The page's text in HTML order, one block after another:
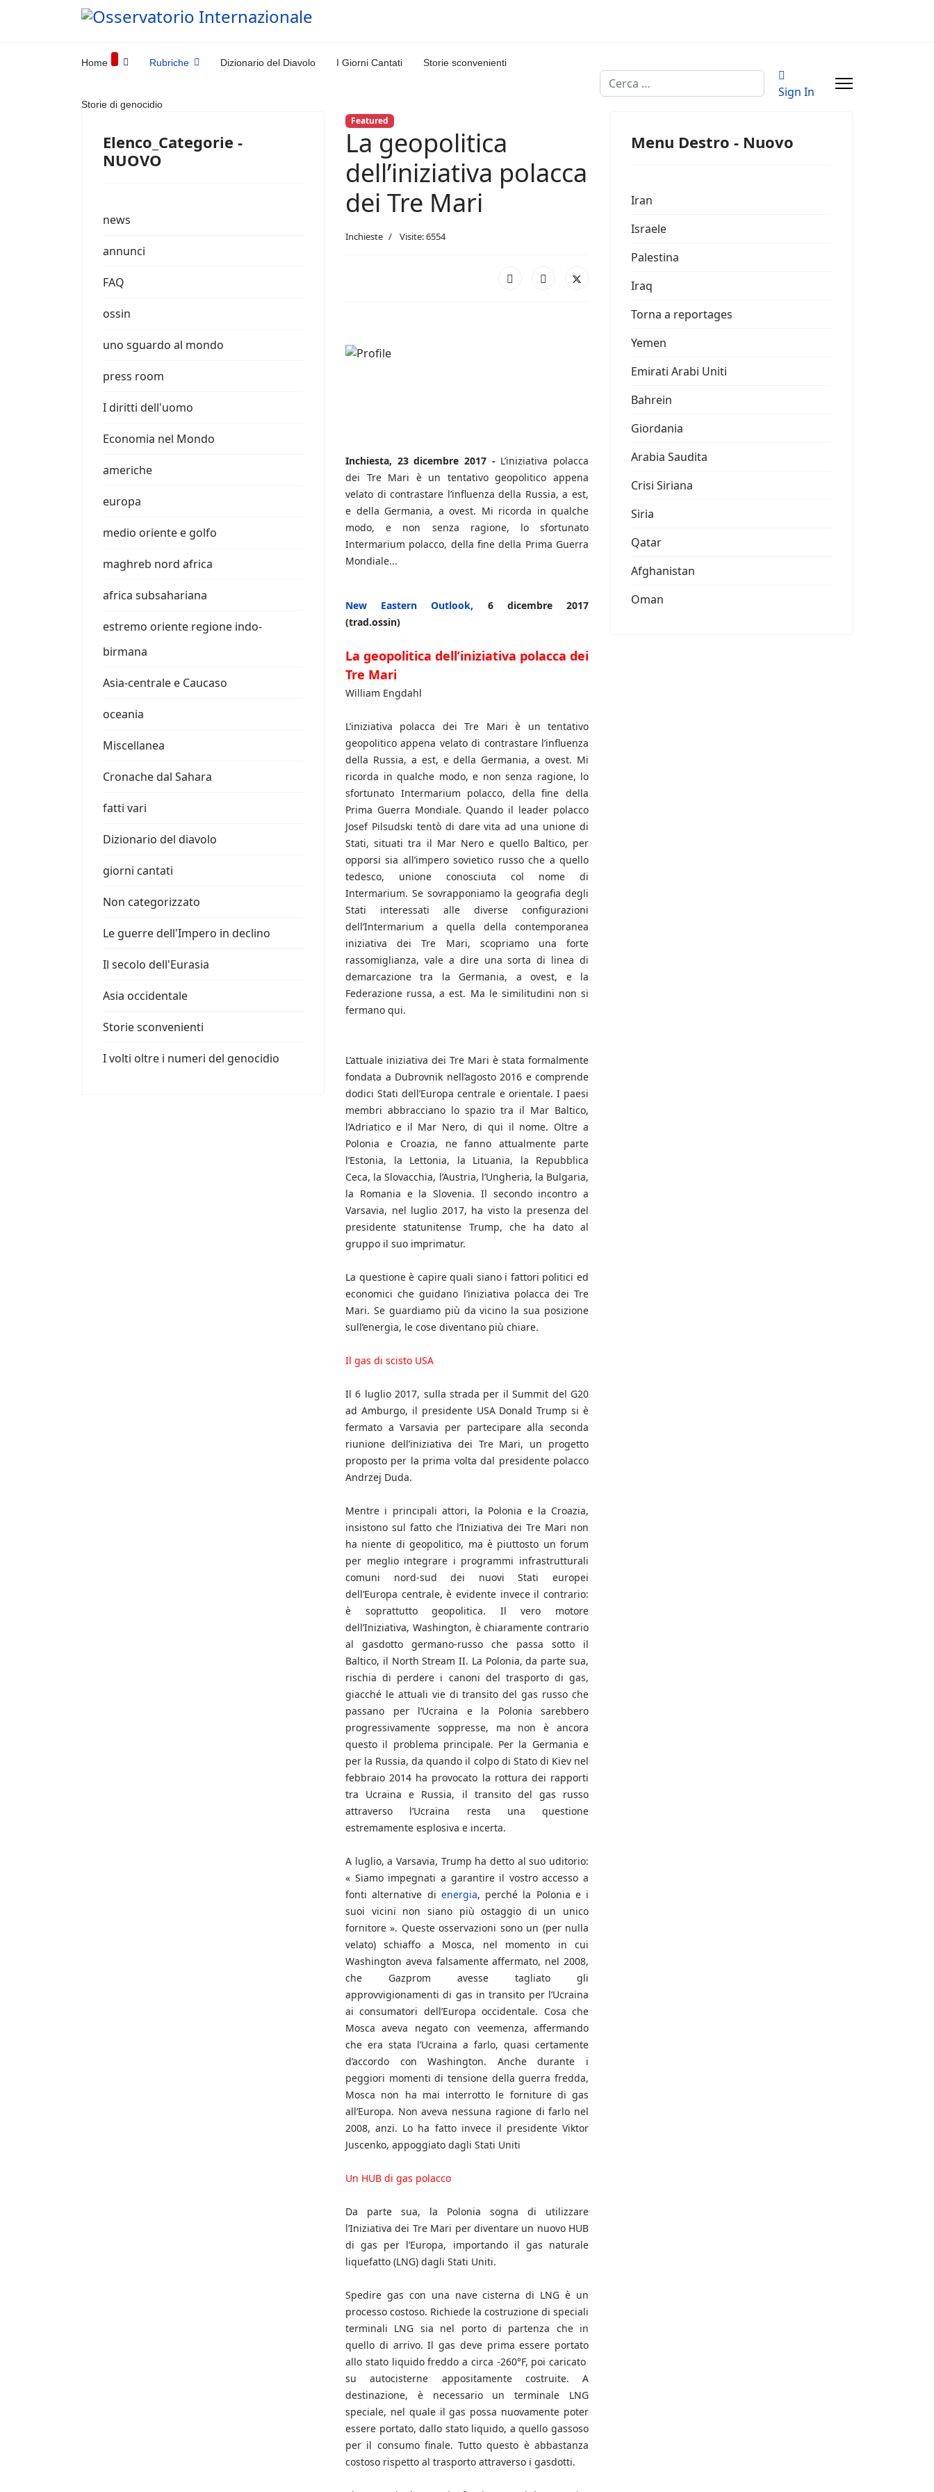
Home Rubriche Dizionario del Diavolo I Giorni Cantati Storie sconvenienti
Storie di genocidio
Cerca
Sign In
Elenco_Categorie -
NUOVO
news
annunci
FAQ
ossin
uno sguardo al mondo
press room
I diritti dell'uomo
Economia nel Mondo
americhe
europa
medio oriente e golfo
maghreb nord africa
africa subsahariana
estremo oriente regione indo-
birmana
Asia-centrale e Caucaso
oceania
Miscellanea
Cronache dal Sahara
fatti vari
Dizionario del diavolo
giorni cantati
Non categorizzato
Le guerre dell'Impero in declino
Il secolo dell'Eurasia
Asia occidentale
Storie sconvenienti
I volti oltre i numeri del genocidio
Featured
La geopolitica
dell’iniziativa polacca
dei Tre Mari
Inchieste Visite: 6554
Inchiesta, 23 dicembre 2017 - L’iniziativa polacca
dei Tre Mari è un tentativo geopolitico appena
velato di contrastare l’influenza della Russia, a est,
e della Germania, a ovest. Mi ricorda in qualche
modo, e non senza ragione, lo sfortunato
Intermarium polacco, della fine della Prima Guerra
Mondiale...
New Eastern Outlook, 6 dicembre 2017
(trad.ossin)
La geopolitica dell’iniziativa polacca dei
Tre Mari
William Engdahl
L’iniziativa polacca dei Tre Mari è un tentativo
geopolitico appena velato di contrastare l’influenza
della Russia, a est, e della Germania, a ovest. Mi
ricorda in qualche modo, e non senza ragione, lo
sfortunato Intermarium polacco, della fine della
Prima Guerra Mondiale. Quando il leader polacco
Josef Pilsudski tentò di dare vita ad una unione di
Stati, situati tra il Mar Nero e quello Baltico, per
opporsi sia all’impero sovietico russo che a quello
tedesco, unione conosciuta col nome di
Intermarium. Se sovrapponiamo la geografia degli
Stati interessati alle diverse configurazioni
dell’Intermarium a quella della contemporanea
iniziativa dei Tre Mari, scopriamo una forte
rassomiglianza, vale a dire una sorta di linea di
demarcazione tra la Germania, a ovest, e la
Federazione russa, a est. Ma le similitudini non si
fermano qui.
L’attuale iniziativa dei Tre Mari è stata formalmente
fondata a Dubrovnik nell’agosto 2016 e comprende
dodici Stati dell’Europa centrale e orientale. I paesi
membri abbracciano lo spazio tra il Mar Baltico,
l’Adriatico e il Mar Nero, di qui il nome. Oltre a
Polonia e Croazia, ne fanno attualmente parte
l’Estonia, la Lettonia, la Lituania, la Repubblica
Ceca, la Slovacchia, l’Austria, l’Ungheria, la Bulgaria,
la Romania e la Slovenia. Il secondo incontro a
Varsavia, nel luglio 2017, ha visto la presenza del
presidente statunitense Trump, che ha dato al
gruppo il suo imprimatur.
La questione è capire quali siano i fattori politici ed
economici che guidano l’iniziativa polacca dei Tre
Mari. Se guardiamo più da vicino la sua posizione
sull’energia, le cose diventano più chiare.
Il gas di scisto USA
Il 6 luglio 2017, sulla strada per il Summit del G20
ad Amburgo, il presidente USA Donald Trump si è
fermato a Varsavia per partecipare alla seconda
riunione dell’iniziativa dei Tre Mari, un progetto
proposto per la prima volta dal presidente polacco
Andrzej Duda.
Mentre i principali attori, la Polonia e la Croazia,
insistono sul fatto che l’Iniziativa dei Tre Mari non
ha niente di geopolitico, ma è piuttosto un forum
per meglio integrare i programmi infrastrutturali
comuni nord-sud dei nuovi Stati europei
dell’Europa centrale, è evidente invece il contrario:
è soprattutto geopolitica. Il vero motore
dell’Iniziativa, Washington, è chiaramente contrario
al gasdotto germano-russo che passa sotto il
Baltico, il North Stream II. La Polonia, da parte sua,
rischia di perdere i canoni del trasporto di gas,
giacché le attuali vie di transito del gas russo che
passano per l’Ucraina e la Polonia sarebbero
progressivamente soppresse, ma non è ancora
questo il problema principale. Per la Germania e
per la Russia, da quando il colpo di Stato di Kiev nel
febbraio 2014 ha provocato la rottura dei rapporti
tra Ucraina e Russia, il transito del gas russo
attraverso l’Ucraina resta una questione
estremamente esplosiva e incerta.
A luglio, a Varsavia, Trump ha detto al suo uditorio:
« Siamo impegnati a garantire il vostro accesso a
fonti alternative di energia, perché la Polonia e i
suoi vicini non siano più ostaggio di un unico
fornitore ». Queste osservazioni sono un (per nulla
velato) schiaffo a Mosca, nel momento in cui
Washington aveva falsamente affermato, nel 2008,
che Gazprom avesse tagliato gli
approvvigionamenti di gas in transito per l’Ucraina
ai consumatori dell’Europa occidentale. Cosa che
Mosca aveva negato con veemenza, affermando
che era stata l’Ucraina a farlo, quasi certamente
d’accordo con Washington. Anche durante i
peggiori momenti di tensione della guerra fredda,
Mosca non ha mai interrotto le forniture di gas
all’Europa. Non aveva nessuna ragione di farlo nel
2008, anzi. Lo ha fatto invece il presidente Viktor
Juscenko, appoggiato dagli Stati Uniti
Un HUB di gas polacco
Da parte sua, la Polonia sogna di utilizzare
l’Iniziativa dei Tre Mari per diventare un nuovo HUB
di gas per l’Europa, importando il gas naturale
liquefatto (LNG) dagli Stati Uniti.
Spedire gas con una nave cisterna di LNG è un
processo costoso. Richiede la costruzione di speciali
terminali LNG sia nel porto di partenza che in
quello di arrivo. Il gas deve prima essere portato
allo stato liquido freddo a circa -260°F, poi caricato
su autocisterne appositamente costruite. A
destinazione, è necessario un terminale LNG
speciale, nel quale il gas possa nuovamente poter
essere portato, dallo stato liquido, a quello gassoso
per il consumo finale. Tutto questo è abbastanza
costoso rispetto al trasporto attraverso i gasdotti.
Menu Destro - Nuovo
Iran
Israele
Palestina
Iraq
Torna a reportages
Yemen
Emirati Arabi Uniti
Bahrein
Giordania
Arabia Saudita
Crisi Siriana
Siria
Qatar
Afghanistan
Oman